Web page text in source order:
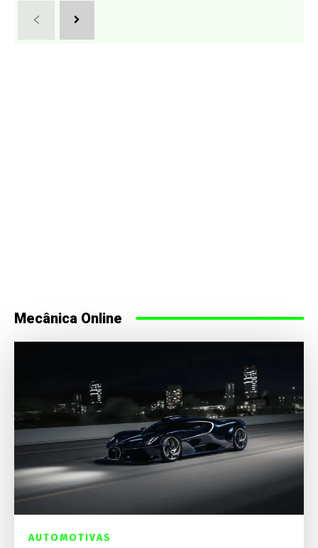
Mecânica Online
AUTOMOTIVAS